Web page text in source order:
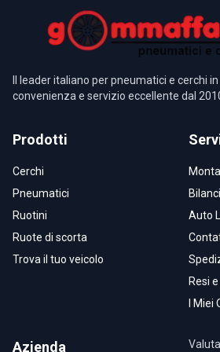
Il leader italiano per pneumatici e cerchi
convenienza e servizio eccellente dal
Prodotti
Cerchi
Pneumatici
Ruotini
Ruote di scorta
Trova il tuo veicolo
Auto
Resi
I Miei
Azienda